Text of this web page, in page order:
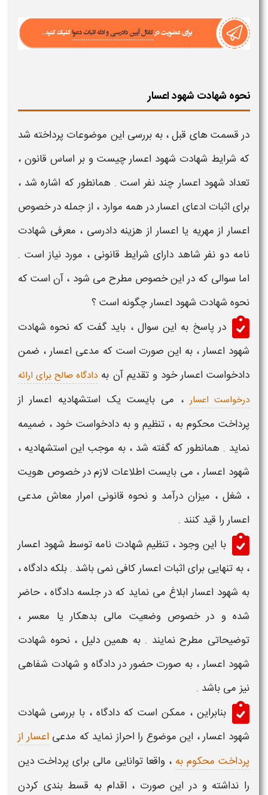
نحوه شهادت شهود اعسار
در قسمت های قبل ، به بررسی این موضوعات پرداخته شد
که شرایط شهادت شهود اعسار چیست و بر اساس قانون ،
تعداد شهود اعسار چند نفر است . همانطور که اشاره شد ،
برایاثبات ادعای اعساردر همه موارد ، از جمله در خصوص
اعسار از مهریه یا اعسار از هزینه دادرسی ، معرفی شهادت
نامه دو نفر شاهددارای شرایط قانونی ، مورد نیاز است .
اما سوالی که در این خصوص مطرح می شود ، آن است که
نحوه شهادت شهود اعسار چگونه است ؟
در پاسخ به این سوال ، باید گفت که نحوه شهادت
شهود اعسار ، به این صورت است که مدعیاعسار، ضمن
دادخواستاعسارخود و تقدیم آن به دادگاه صالح برای ارائه
درخواست اعسار ، می بایست یکاستشهادیه اعساراز
پرداخت محکوم به ، تنظیم و به دادخواست خود ، ضمیمه
نماید . همانطور که گفته شد ، به موجب این استشهادیه ،
شهود اعسار، می بایست اطلاعات لازم در خصوص هویت
، شغل ، میزان درآمد و نحوه قانونی امرار معاش مدعی
اعسار را قید کنند .
با این وجود ، تنظیم شهادت نامه توسط شهود اعسار
، به تنهایی برایاثبات اعسار کافی نمی باشد . بلکه دادگاه ،
به شهود اعسار ابلاغ می نماید که در جلسه دادگاه ، حاضر
شده و در خصوص وضعیت مالی بدهکار یا معسر ،
توضیحاتی مطرح نمایند . به همین دلیل ، نحوه شهادت
شهود اعسار ، به صورت حضور در دادگاه و شهادت شفاهی
نیز می باشد .
بنابراین ، ممکن است که دادگاه ، با بررسی شهادت
شهود اعسار، این موضوع را احراز نماید که مدعیاعسار از
پرداخت محکوم به ، واقعا توانایی مالی برای پرداخت دین
را نداشته و در این صورت ، اقدام به قسط بندی کردن